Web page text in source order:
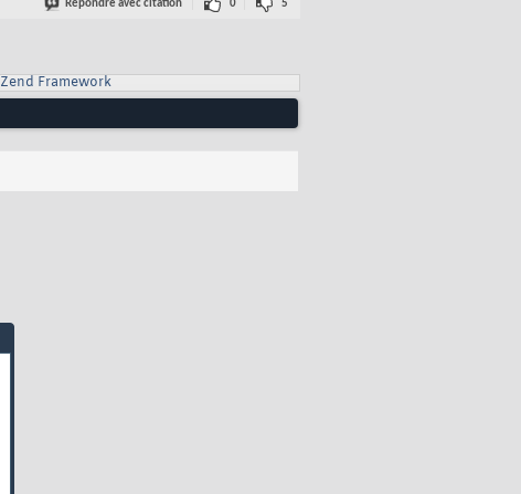
Répondre avec citation 0 5
Zend Framework